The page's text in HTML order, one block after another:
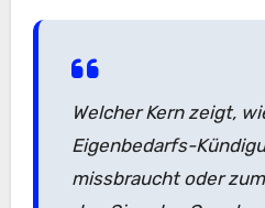
Welcher Kern zeigt,
Eigenbedarfs-
missbraucht oder